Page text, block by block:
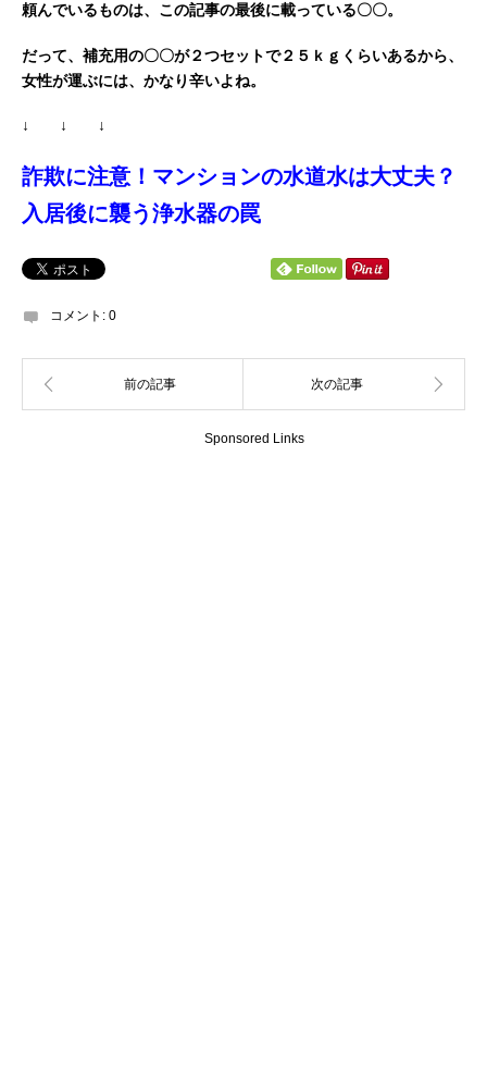
頼んでいるものは、この記事の最後に載っている〇〇。
だって、補充用の〇〇が２つセットで２５ｋｇくらいあるから、
女性が運ぶには、かなり辛いよね。
↓ ↓ ↓
詐欺に注意！マンションの水道水は大丈夫？
入居後に襲う浄水器の罠
コメント: 0
Sponsored Links